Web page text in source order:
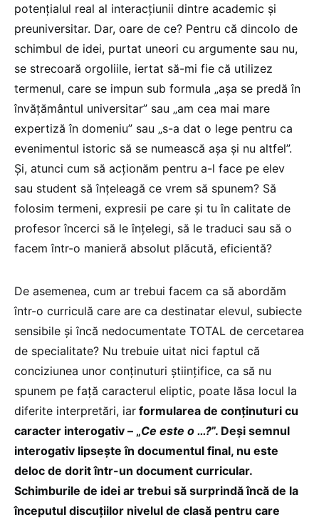
potențialul real al interacțiunii dintre academic și
preuniversitar. Dar, oare de ce? Pentru că dincolo de
schimbul de idei, purtat uneori cu argumente sau nu,
se strecoară orgoliile, iertat să-mi fie că utilizez
termenul, care se impun sub formula „așa se predă în
învățământul universitar” sau „am cea mai mare
expertiză în domeniu” sau „s-a dat o lege pentru ca
evenimentul istoric să se numească așa și nu altfel”.
Și, atunci cum să acționăm pentru a-l face pe elev
sau student să înțeleagă ce vrem să spunem? Să
folosim termeni, expresii pe care și tu în calitate de
profesor încerci să le înțelegi, să le traduci sau să o
facem într-o manieră absolut plăcută, eficientă?
De asemenea, cum ar trebui facem ca să abordăm
într-o curriculă care are ca destinatar elevul, subiecte
sensibile și încă nedocumentate TOTAL de cercetarea
de specialitate? Nu trebuie uitat nici faptul că
conciziunea unor conținuturi științifice, ca să nu
spunem pe față caracterul eliptic, poate lăsa locul la
diferite interpretări, iar formularea de conținuturi cu
caracter interogativ – „Ce este o …?”. Deși semnul
interogativ lipsește în documentul final, nu este
deloc de dorit într-un document curricular.
Schimburile de idei ar trebui să surprindă încă de la
începutul discuțiilor nivelul de clasă pentru care